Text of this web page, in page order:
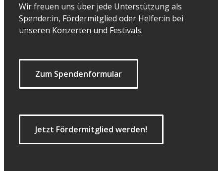
Wir freuen uns über jede Unterstützung als
Spender:in, Fördermitglied oder Helfer:in bei
unseren Konzerten und Festivals.
Zum Spendenformular
Jetzt Fördermitglied werden!